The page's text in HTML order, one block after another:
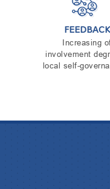
FEEDBACK
Increasing
involvement
local self-